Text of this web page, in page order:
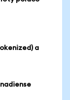
a